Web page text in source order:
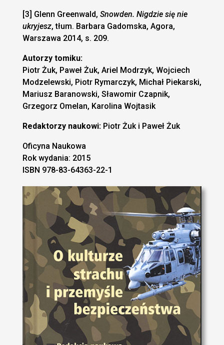
[3] Glenn Greenwald, Snowden. Nigdzie się nie
ukryjesz, tłum. Barbara Gadomska, Agora,
Warszawa 2014, s. 209.
Autorzy tomiku:
Piotr Żuk, Paweł Żuk, Ariel Modrzyk, Wojciech
Modzelewski, Piotr Rymarczyk, Michał Piekarski,
Mariusz Baranowski, Sławomir Czapnik,
Grzegorz Omelan, Karolina Wojtasik
Redaktorzy naukowi:Piotr Żuk i Paweł Żuk
Oficyna Naukowa
Rok wydania: 2015
ISBN 978-83-64363-22-1